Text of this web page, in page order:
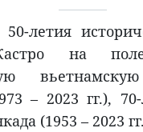
летия
на
– 2023 гг.),
(1953 – 2023